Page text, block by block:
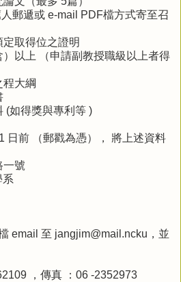
郵遞或 e-mail PDF檔方式寄至召
取得位之證明
以上 （申請副教授職級以上者得
程大綱
(如得獎與專利等 )
日前 （郵戳為憑）， 將上述資料
一號
系
email 至 jangjim@mail.ncku，並
，傳真 ：06 -2352973